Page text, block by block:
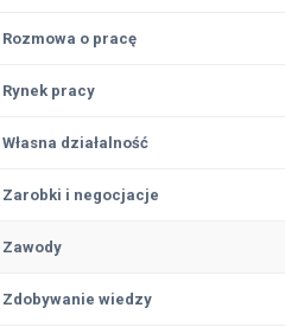
Rozmowa o pracę
Rynek pracy
Własna działalność
Zarobki i negocjacje
Zawody
Zdobywanie wiedzy